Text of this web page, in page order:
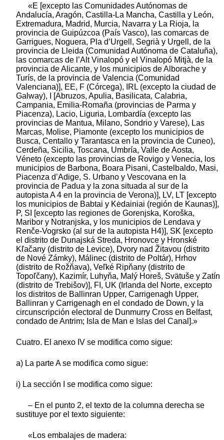
«E [excepto las Comunidades Autónomas de
Andalucía, Aragón, Castilla-La Mancha, Castilla y León,
Extremadura, Madrid, Murcia, Navarra y La Rioja, la
provincia de Guipúzcoa (País Vasco), las comarcas de
Garrigues, Noguera, Pla d’Urgell, Segrià y Urgell, de la
provincia de Lleida (Comunidad Autónoma de Cataluña),
las comarcas de l’Alt Vinalopó y el Vinalopó Mitjà, de la
provincia de Alicante, y los municipios de Alborache y
Turís, de la provincia de Valencia (Comunidad
Valenciana)], EE, F (Córcega), IRL (excepto la ciudad de
Galway), I [Abruzos, Apulia, Basilicata, Calabria,
Campania, Emilia-Romaña (provincias de Parma y
Piacenza), Lacio, Liguria, Lombardía (excepto las
provincias de Mantua, Milano, Sondrio y Varese), Las
Marcas, Molise, Piamonte (excepto los municipios de
Busca, Centallo y Tarantasca en la provincia de Cuneo),
Cerdeña, Sicilia, Toscana, Umbría, Valle de Aosta,
Véneto (excepto las provincias de Rovigo y Venecia, los
municipios de Barbona, Boara Pisani, Castelbaldo, Masi,
Piacenza d’Adige, S. Urbano y Vescovana en la
provincia de Padua y la zona situada al sur de la
autopista A 4 en la provincia de Verona)], LV, LT [excepto
los municipios de Babtai y Kėdainiai (región de Kaunas)],
P, SI [excepto las regiones de Gorenjska, Koroška,
Maribor y Notranjska, y los municipios de Lendava y
Renče-Vogrsko (al sur de la autopista H4)], SK [excepto
el distrito de Dunajská Streda, Hronovce y Hronské
Kľačany (distrito de Levice), Dvory nad Žitavou (distrito
de Nové Zámky), Málinec (distrito de Poltár), Hrhov
(distrito de Rožňava), Veľké Ripňany (distrito de
Topoľčany), Kazimír, Luhyňa, Malý Horeš, Svätuše y Zatín
(distrito de Trebišov)], FI, UK (Irlanda del Norte, excepto
los distritos de Ballinran Upper, Carrigenagh Upper,
Ballinran y Carrigenagh en el condado de Down, y la
circunscripción electoral de Dunmurry Cross en Belfast,
condado de Antrim; Isla de Man e Islas del Canal].»
Cuatro. El anexo IV se modifica como sigue:
a) La parte A se modifica como sigue:
i) La sección I se modifica como sigue:
– En el punto 2, el texto de la columna derecha se
sustituye por el texto siguiente:
«Los embalajes de madera: